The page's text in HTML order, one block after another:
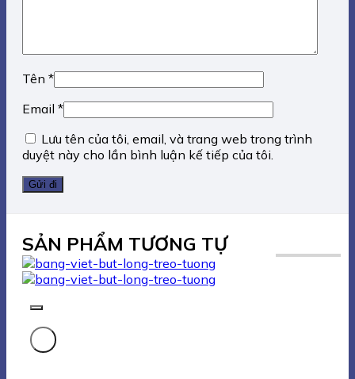
Tên *
Email *
Lưu tên của tôi, email, và trang web trong trình
duyệt này cho lần bình luận kế tiếp của tôi.
SẢN PHẨM TƯƠNG TỰ